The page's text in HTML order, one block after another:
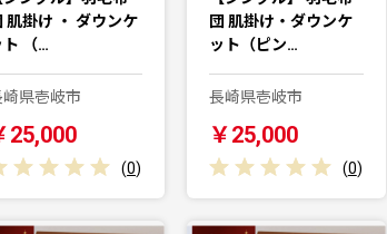
肌掛け ・ ダウンケ
ト （…
崎県壱岐市
25,000
(0)
団 肌掛け・ダウンケ
ット（ピン…
長崎県壱岐市
￥25,000
(0)